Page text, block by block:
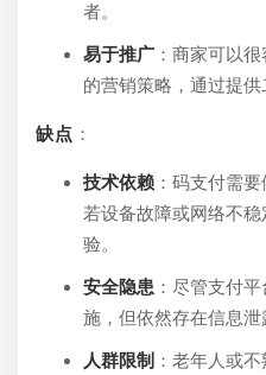
者。
易于推广 ：商家可以
的营销策略，通过提供
缺点 ：
技术依赖 ：码支付需
若设备故障或网络不
验。
安全隐患 ：尽管支付
施，但依然存在信息泄
人群限制 ：老年人或